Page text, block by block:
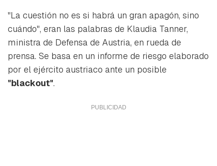
"La cuestión no es si habrá un gran apagón, sino
cuándo", eran las palabras de Klaudia Tanner,
ministra de Defensa de Austria, en rueda de
prensa. Se basa en un informe de riesgo elaborado
por el ejército austriaco ante un posible
"blackout".